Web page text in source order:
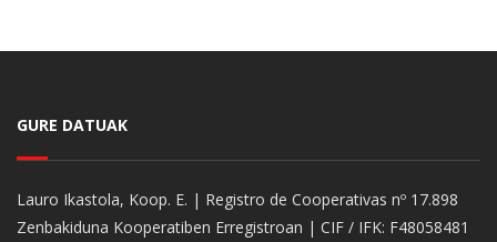
GURE DATUAK
Lauro Ikastola, Koop. E. | Registro de Cooperativas nº 17.898
Zenbakiduna Kooperatiben Erregistroan | CIF / IFK: F48058481